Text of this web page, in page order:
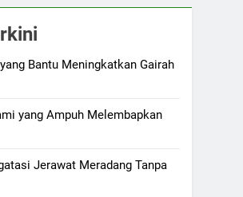
Bantu Meningkatkan Gairah
yang Ampuh Melembapkan
Jerawat Meradang Tanpa